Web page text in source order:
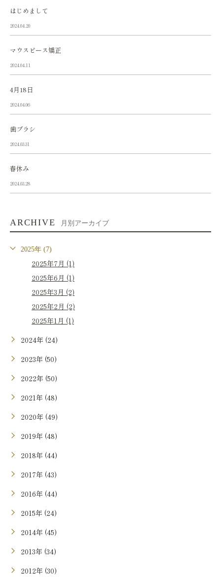
はじめまして
2024.04.20
マウスピース矯正
2024.04.11
4月18日
2024.04.06
歯ブラシ
2024.03.31
春休み
2024.03.28
ARCHIVE 月別アーカイブ
2025年 (7)
2025年7月 (1)
2025年6月 (1)
2025年3月 (2)
2025年2月 (2)
2025年1月 (1)
2024年 (24)
2023年 (50)
2022年 (50)
2021年 (48)
2020年 (49)
2019年 (48)
2018年 (44)
2017年 (43)
2016年 (44)
2015年 (24)
2014年 (45)
2013年 (34)
2012年 (30)